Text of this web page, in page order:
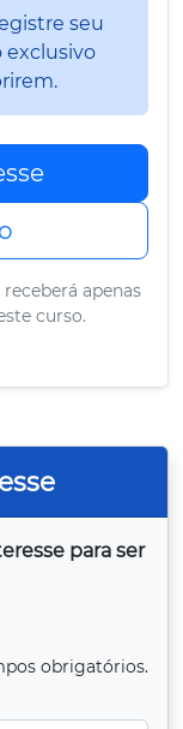
seu
exclusivo
apenas
curso.
para ser
obrigatórios.